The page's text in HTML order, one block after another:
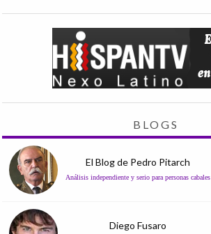
BLOGS
El Blog de Pedro Pitarch
Análisis independiente y serio para personas cabales
Diego Fusaro